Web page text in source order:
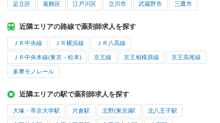
足立区 葛飾区 江戸川区 立川市 武蔵野市 三鷹市
近隣エリアの路線で薬剤師求人を探す
ＪＲ中央線 ＪＲ横浜線 ＪＲ八高線
ＪＲ中央本線(東京－松本) 京王線 京王相模原線 京王高尾線
多摩モノレール
近隣エリアの駅で薬剤師求人を探す
大塚・帝京大学駅 片倉駅 北野(東京)駅 北八王子駅